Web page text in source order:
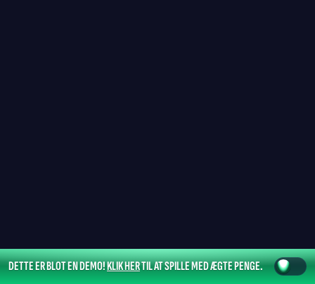
DETTE ER BLOT EN DEMO!KLIK HERTIL AT SPILLE MED ÆGTE PENGE.